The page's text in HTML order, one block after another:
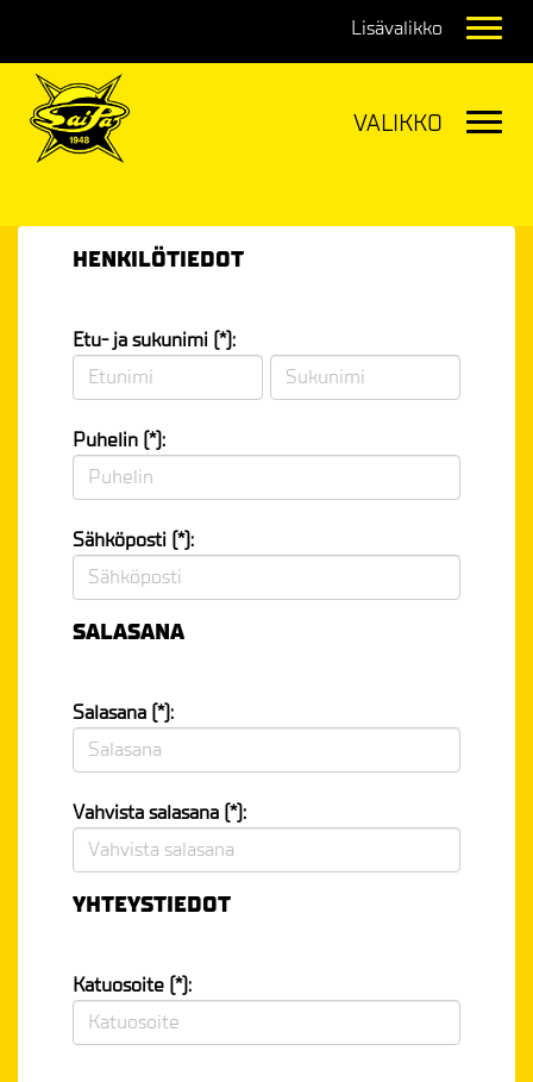
HENKILÖTIEDOT
Etu- ja sukunimi (*):
Puhelin (*):
Sähköposti (*):
SALASANA
Salasana (*):
Vahvista salasana (*):
YHTEYSTIEDOT
Katuosoite (*):